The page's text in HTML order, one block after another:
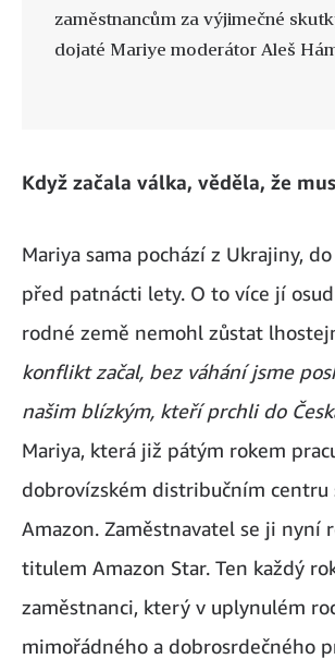
zaměstnancům za výjimečné
dojaté Mariye moderátor Aleš
Když začala válka, věděla, že
Mariya sama pochází z Ukrajiny,
před patnácti lety. O to více jí
rodné země nemohl zůstat
konflikt začal, bez váhání jsme
našim blízkým, kteří prchli do
Mariya, která již pátým rokem
dobrovízském distribučním centru
Amazon. Zaměstnavatel se ji nyní
titulem Amazon Star. Ten každý
zaměstnanci, který v uplynulém
mimořádného a dobrosrdečného